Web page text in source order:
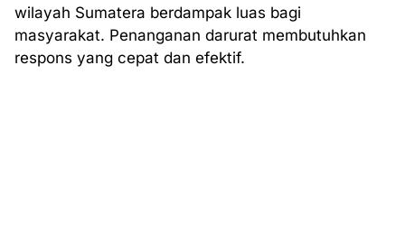
wilayah Sumatera berdampak luas bagi
masyarakat. Penanganan darurat membutuhkan
respons yang cepat dan efektif.